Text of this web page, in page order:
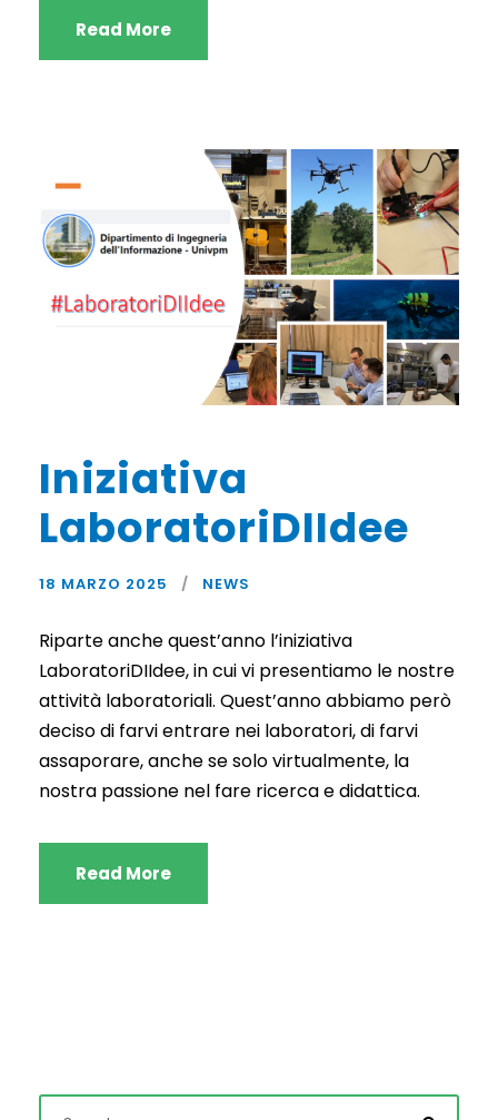
Read More
Iniziativa
LaboratoriDIIdee
18 MARZO 2025 NEWS
Riparte anche quest’anno l’iniziativa
LaboratoriDIIdee, in cui vi presentiamo le nostre
attività laboratoriali. Quest’anno abbiamo però
deciso di farvi entrare nei laboratori, di farvi
assaporare, anche se solo virtualmente, la
nostra passione nel fare ricerca e didattica.
Read More